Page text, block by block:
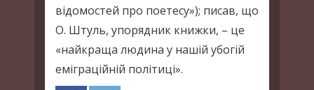
відомостей про поетесу»); писав, що
О. Штуль, упорядник книжки, – це
«найкраща людина у нашій убогій
еміграційній політиці».